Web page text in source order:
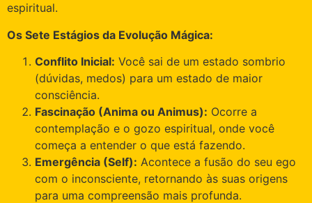
espiritual.
Os Sete Estágios da Evolução Mágica:
Conflito Inicial: Você sai de um estado sombrio
(dúvidas, medos) para um estado de maior
consciência.
Fascinação (Anima ou Animus): Ocorre a
contemplação e o gozo espiritual, onde você
começa a entender o que está fazendo.
Emergência (Self): Acontece a fusão do seu ego
com o inconsciente, retornando às suas origens
para uma compreensão mais profunda.